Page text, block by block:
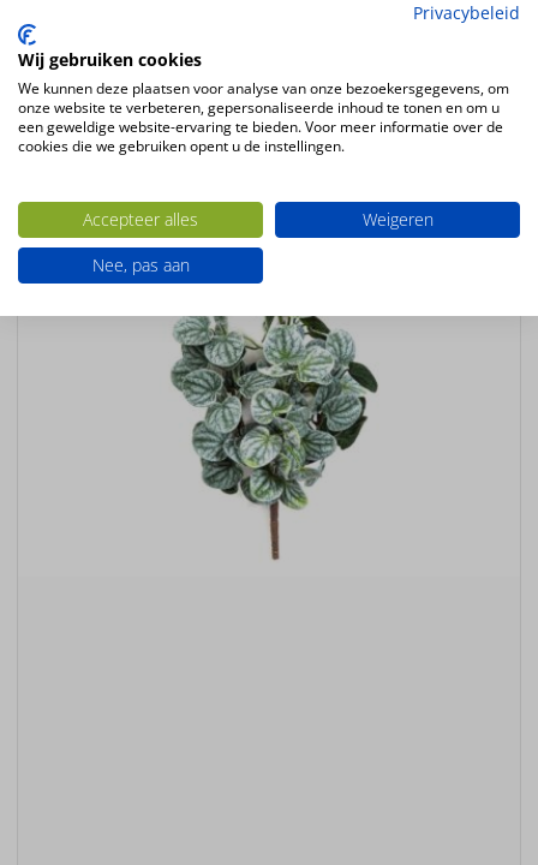
Kleur
groen
Productconfiguratie
Staande kunstplant
Ook interessant
Privacybeleid
Wij gebruiken cookies
We kunnen deze plaatsen voor analyse van onze bezoekersgegevens, om
onze website te verbeteren, gepersonaliseerde inhoud te tonen en om u
een geweldige website-ervaring te bieden. Voor meer informatie over de
cookies die we gebruiken opent u de instellingen.
Accepteer alles
Weigeren
Nee, pas aan